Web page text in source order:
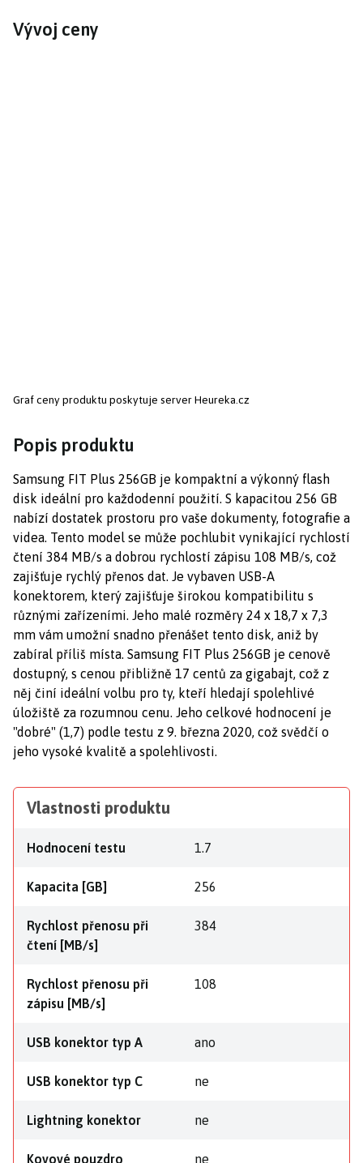
Vývoj ceny
Graf ceny produktu poskytuje server Heureka.cz
Popis produktu
Samsung FIT Plus 256GB je kompaktní a výkonný flash
disk ideální pro každodenní použití. S kapacitou 256 GB
nabízí dostatek prostoru pro vaše dokumenty, fotografie a
videa. Tento model se může pochlubit vynikající rychlostí
čtení 384 MB/s a dobrou rychlostí zápisu 108 MB/s, což
zajišťuje rychlý přenos dat. Je vybaven USB-A
konektorem, který zajišťuje širokou kompatibilitu s
různými zařízeními. Jeho malé rozměry 24 x 18,7 x 7,3
mm vám umožní snadno přenášet tento disk, aniž by
zabíral příliš místa. Samsung FIT Plus 256GB je cenově
dostupný, s cenou přibližně 17 centů za gigabajt, což z
něj činí ideální volbu pro ty, kteří hledají spolehlivé
úložiště za rozumnou cenu. Jeho celkové hodnocení je
"dobré" (1,7) podle testu z 9. března 2020, což svědčí o
jeho vysoké kvalitě a spolehlivosti.
Vlastnosti produktu
Hodnocení testu 1.7
Kapacita [GB] 256
Rychlost přenosu při
čtení [MB/s]
384
Rychlost přenosu při
zápisu [MB/s]
108
USB konektor typ A ano
USB konektor typ C ne
Lightning konektor ne
Kovové pouzdro ne